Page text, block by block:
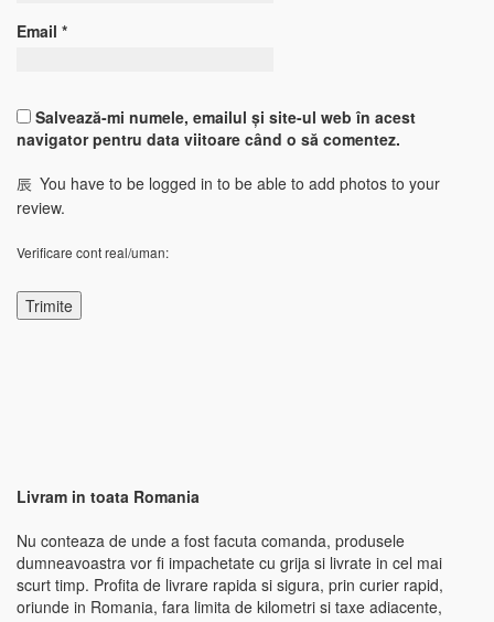
Email *
Salvează-mi numele, emailul și site-ul web în acest
navigator pentru data viitoare când o să comentez.
You have to be logged in to be able to add photos to your
review.
Verificare cont real/uman:
Livram in toata Romania
Nu conteaza de unde a fost facuta comanda, produsele
dumneavoastra vor fi impachetate cu grija si livrate in cel mai
scurt timp. Profita de livrare rapida si sigura, prin curier rapid,
oriunde in Romania, fara limita de kilometri si taxe adiacente,